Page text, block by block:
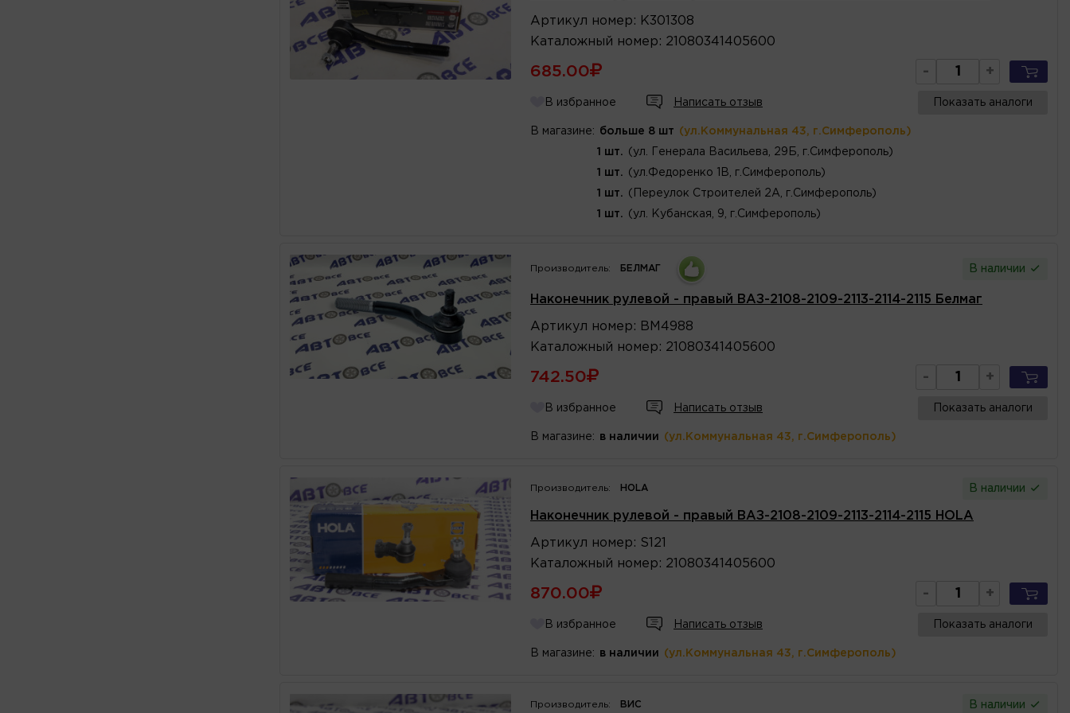
Артикул номер : K301308
Каталожный номер : 21080341405600
685.00 - +
В избранное Написать отзыв Показать аналоги
В магазине: больше 8 шт (ул.Коммунальная 43, г.Симферополь)
1 шт. (ул. Генерала Васильева, 29Б, г.Симферополь)
1 шт. (ул.Федоренко 1В, г.Симферополь)
1 шт. (Переулок Строителей 2А, г.Симферополь)
1 шт. (ул. Кубанская, 9, г.Симферополь)
Производитель: БЕЛМАГ В наличии
Наконечник рулевой - правый ВАЗ-2108-2109-2113-2114-2115 Белмаг
Артикул номер : BM4988
Каталожный номер : 21080341405600
742.50 - +
В избранное Написать отзыв Показать аналоги
В магазине: в наличии (ул.Коммунальная 43, г.Симферополь)
Производитель: HOLA В наличии
Наконечник рулевой - правый ВАЗ-2108-2109-2113-2114-2115 HOLA
Артикул номер : S121
Каталожный номер : 21080341405600
870.00 - +
В избранное Написать отзыв Показать аналоги
В магазине: в наличии (ул.Коммунальная 43, г.Симферополь)
Производитель: ВИС В наличии